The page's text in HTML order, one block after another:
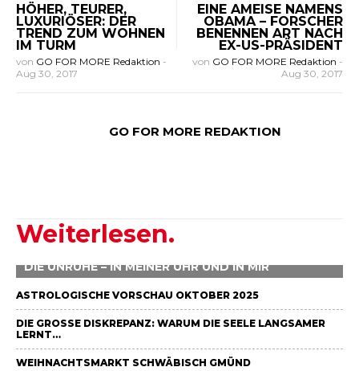
HÖHER, TEURER,
LUXURIÖSER: DER
TREND ZUM WOHNEN
IM TURM
von GO FOR MORE Redaktion -
Aug 30, 2017
EINE AMEISE NAMENS
OBAMA – FORSCHER
BENENNEN ART NACH
EX-US-PRÄSIDENT
von GO FOR MORE Redaktion -
Aug 30, 2017
GO FOR MORE REDAKTION
Weiterlesen.
DIE UNRUHE – IN MEINER UHR UND IN MIR
ASTROLOGISCHE VORSCHAU OKTOBER 2025
DIE GROSSE DISKREPANZ: WARUM DIE SEELE LANGSAMER L
ERNT…
WEIHNACHTSMARKT SCHWÄBISCH GMÜND